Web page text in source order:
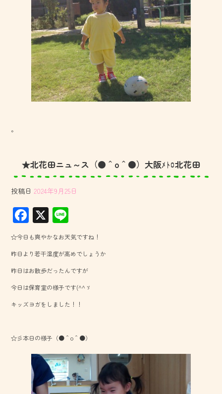
。
★北花田ニュ～ス（●＾o＾●）大阪ﾒﾄﾛ北花田
投稿日 2024年9月25日
F
ac
e
b
o
ok
X
ne
☆今日も爽やかなお天気ですね！
昨日より若干湿度が高めでしょうか
昨日はお散歩だったんですが
今日は保育室の様子です(^^ゞ
キッズヨガをしました！！
☆彡本日の様子（●＾o＾●）